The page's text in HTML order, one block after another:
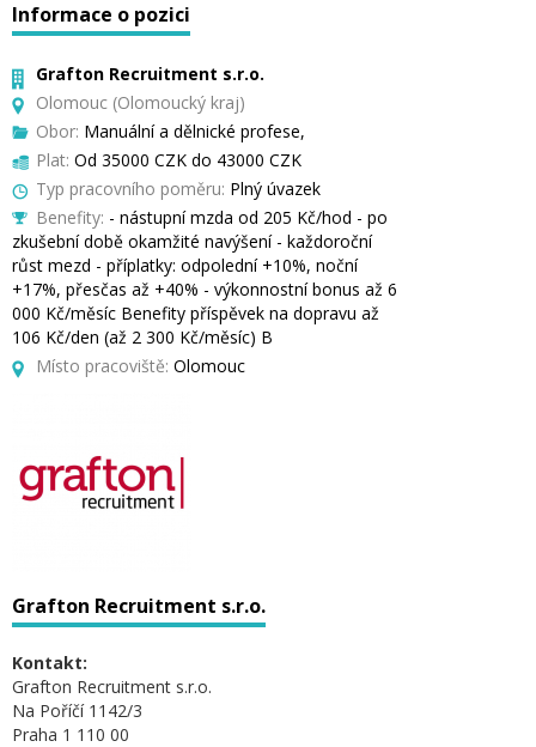
Informace o pozici
Grafton Recruitment s.r.o.
Olomouc (Olomoucký kraj)
Obor: Manuální a dělnické profese,
Plat: Od 35000 CZK do 43000 CZK
Typ pracovního poměru: Plný úvazek
Benefity: - nástupní mzda od 205 Kč/hod - po
zkušební době okamžité navýšení - každoroční
růst mezd - příplatky: odpolední +10%, noční
+17%, přesčas až +40% - výkonnostní bonus až 6
000 Kč/měsíc Benefity příspěvek na dopravu až
106 Kč/den (až 2 300 Kč/měsíc) B
Místo pracoviště: Olomouc
Grafton Recruitment s.r.o.
Kontakt:
Grafton Recruitment s.r.o.
Na Poříčí 1142/3
Praha 1 110 00